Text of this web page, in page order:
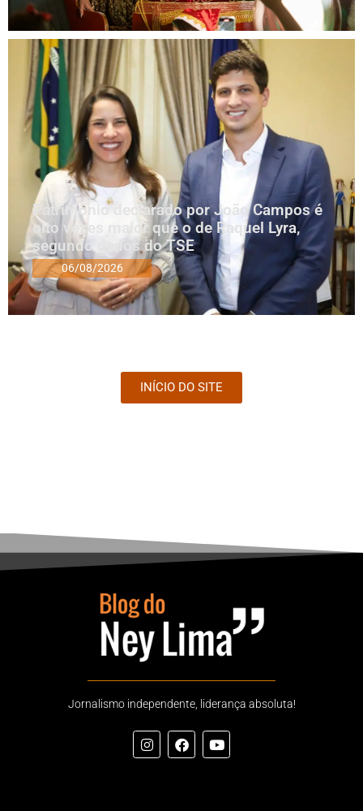
Patrimônio declarado por João Campos é
oito vezes maior que o de Raquel Lyra,
segundo dados do TSE
06/08/2026
INÍCIO DO SITE
Jornalismo independente, liderança absoluta!